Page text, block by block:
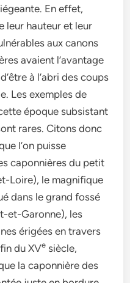
En effet,
leur hauteur et leur
aux canons
avaient l’avantage
à l’abri des coups
Les exemples de
époque subsistant
rares. Citons donc
l’on puisse
caponnières du petit
Loire), le magnifique
dans le grand fossé
et-Garonne), les
érigées en travers
du XVe siècle,
la caponnière des